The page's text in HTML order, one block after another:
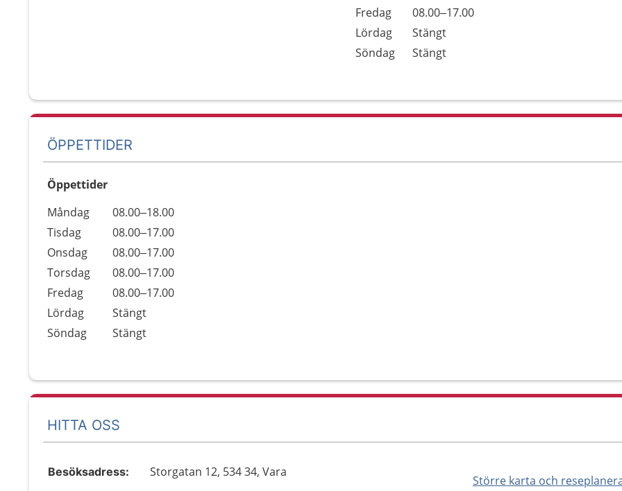
Fredag
08.00–17.00
Lördag
Stängt
Söndag
Stängt
ÖPPETTIDER
Öppettider
Dag
Öppettider
Kommentarer
Måndag
08.00–18.00
Tisdag
08.00–17.00
Onsdag
08.00–17.00
Torsdag
08.00–17.00
Fredag
08.00–17.00
Lördag
Stängt
Söndag
Stängt
HITTA OSS
Större karta och
Besöksadress: Storgatan 12, 534 34, Vara